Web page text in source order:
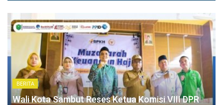
BERITA
Wali Kota Sambut Reses Ketua Komisi VIII DPR